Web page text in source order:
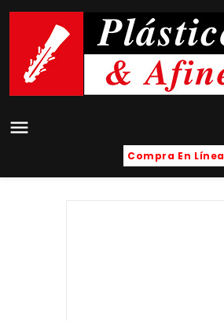

Compra En Línea